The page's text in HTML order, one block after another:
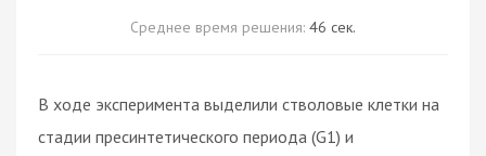
Среднее время решения: 46 сек.
В ходе эксперимента выделили стволовые клетки на
стадии пресинтетического периода (G1) и